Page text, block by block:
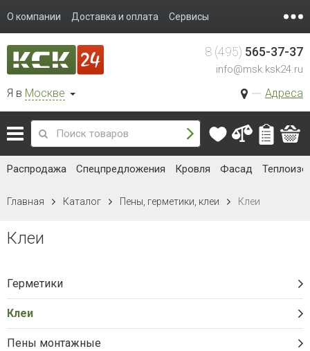
О компании Доставка и оплата Сервисы
Я в Москве Адреса
8 (495) 565-37-37
info@msk.ksk24.ru
Распродажа Спецпредложения Кровля Фасад
Главная Каталог Пены, герметики, клеи Клеи
Клеи
Герметики
Клеи
Пены монтажные